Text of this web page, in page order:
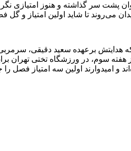
پشت سر گذاشته و هنوز امتیازی
برعهده سعید دقیقی،
سوم، در ورزشگاه تختی
و امیدوارند اولین سه امتیاز فصل را